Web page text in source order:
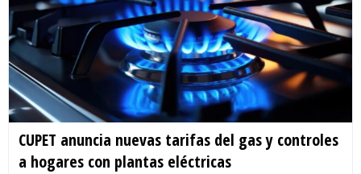
CUPET anuncia nuevas tarifas del gas y controles
a hogares con plantas eléctricas